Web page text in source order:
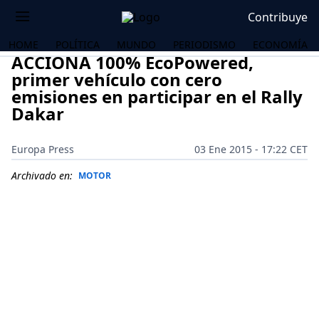
Contribuye
HOME POLÍTICA MUNDO PERIODISMO ECONOMÍA
ACCIONA 100% EcoPowered,
primer vehículo con cero
emisiones en participar en el Rally
Dakar
Europa Press
03 Ene 2015 - 17:22 CET
Archivado en: MOTOR